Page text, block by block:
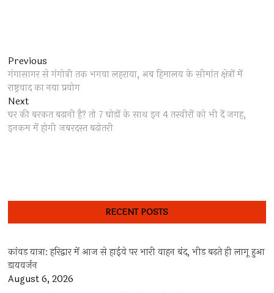
Post
navigation
Previous
post:
गंगासागर से गंगोत्री तक भगवा लहराया, अब हिमालय के सीमांत क्षेत्रों में
राष्ट्रवाद का नया प्रयोग
NextNext
post:
घर की बरकत बढ़ानी है? तो 7 घोड़ों के साथ इन 4 तस्वीरों को भी दें जगह,
इनकम में होगी जबरदस्त बढ़ोतरी
RECENT POSTS
कांवड़ यात्रा: हरिद्वार में आज से हाईवे पर भारी वाहन बंद, भीड़ बढ़ते ही लागू हुआ
डायवर्जन
August 6, 2026